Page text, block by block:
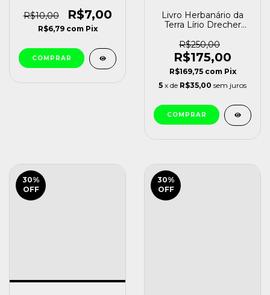
R$10,00
R$7,00
R$6,79 com Pix
Livro Herbanário da
Terra Lírio Drecher
R$250,00
R$175,00
R$169,75 com Pix
5 x de R$35,00 sem juros
30%
OFF
30%
OFF